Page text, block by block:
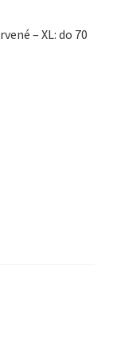
– XL: do 70